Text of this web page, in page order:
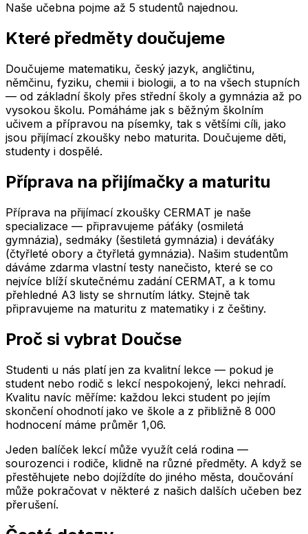
Naše učebna pojme až 5 studentů najednou.
Které předměty doučujeme
Doučujeme matematiku, český jazyk, angličtinu,
němčinu, fyziku, chemii i biologii, a to na všech stupních
— od základní školy přes střední školy a gymnázia až po
vysokou školu. Pomáháme jak s běžným školním
učivem a přípravou na písemky, tak s většími cíli, jako
jsou přijímací zkoušky nebo maturita. Doučujeme děti,
studenty i dospělé.
Příprava na přijímačky a maturitu
Příprava na přijímací zkoušky CERMAT je naše
specializace — připravujeme páťáky (osmiletá
gymnázia), sedmáky (šestiletá gymnázia) i deváťáky
(čtyřleté obory a čtyřletá gymnázia). Našim studentům
dáváme zdarma vlastní testy nanečisto, které se co
nejvíce blíží skutečnému zadání CERMAT, a k tomu
přehledné A3 listy se shrnutím látky. Stejně tak
připravujeme na maturitu z matematiky i z češtiny.
Proč si vybrat Doučse
Studenti u nás platí jen za kvalitní lekce — pokud je
student nebo rodič s lekcí nespokojený, lekci nehradí.
Kvalitu navíc měříme: každou lekci student po jejím
skončení ohodnotí jako ve škole a z přibližně 8 000
hodnocení máme průměr 1,06.
Jeden balíček lekcí může využít celá rodina —
sourozenci i rodiče, klidně na různé předměty. A když se
přestěhujete nebo dojíždíte do jiného města, doučování
může pokračovat v některé z našich dalších učeben bez
přerušení.